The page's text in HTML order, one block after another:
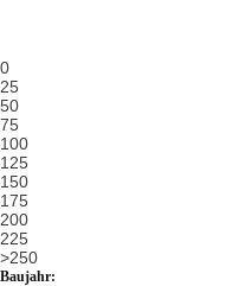
0
25
50
75
100
125
150
175
200
225
>250
Baujahr: